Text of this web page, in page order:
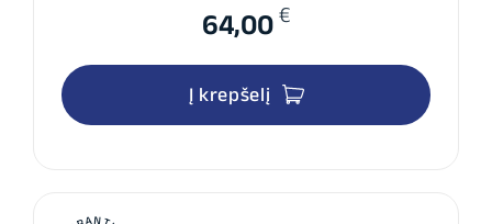
64,00 €
Į krepšelį